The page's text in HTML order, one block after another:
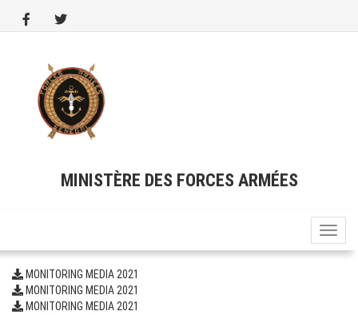
MINISTÈRE DES FORCES ARMÉES
Toggle
MONITORING MEDIA 2021
MONITORING MEDIA 2021
MONITORING MEDIA 2021